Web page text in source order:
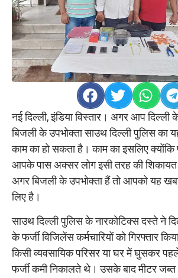
नई दिल्ली, इंडिया विस्तार। अगर आप दिल्ली
बिजली के उपभोक्ता साउथ दिल्ली पुलिस का
काम का हो सकता है। काम का इसलिए क्योंकि
आपके पास अक्सर लोग इसी तरह की
अगर बिजली के उपभोक्ता हैं तो आपको यह
लिए है।
साउथ दिल्ली पुलिस के नारकोटिक्स दस्ते ने
के फर्जी विजिलेंस कर्मचारियों को गिरफ्तार
किसी व्यवसायिक परिसर या घर में घुसकर
फर्जी कमी निकालते थे। उसके बाद मीटर जब्त